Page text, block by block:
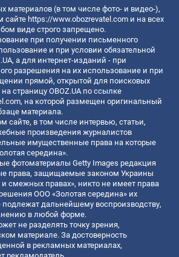
материалов (в том числе фото- и видео-),
сайте https://www.obozrevatel.com и на всех
виде строго запрещено.
при получении письменного
и при условии обязательной
а для интернет-изданий - при
разрешения на их использование и при
прямой, открытой для поисковых
страницу OBOZ.UA по ссылке
, на которой размещен оригинальный
материала.
сайте, в том числе интервью, статьи,
произведения журналистов
имущественные права на которые
середина».
фотоматериалы Getty Images редакция
права, защищаемые законом Украины
и смежных правах», никто не имеет права
ООО «Золотая середина» их
подлежат дальнейшему воспроизводству,
в любой форме.
не разделять точку зрения,
материале. За достоверность
в рекламных материалах,